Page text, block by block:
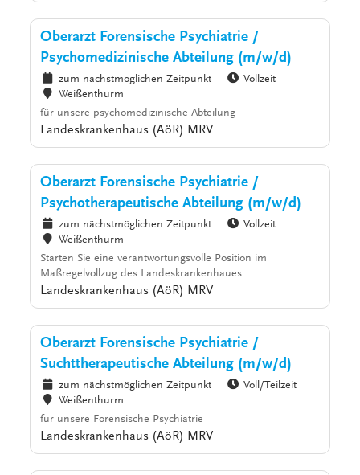
Oberarzt Forensische Psychiatrie /
Psychomedizinische Abteilung (m/w/d)
zum nächstmöglichen Zeitpunkt
Vollzeit
Weißenthurm
für unsere psychomedizinische Abteilung
Landeskrankenhaus (AöR) MRV
Oberarzt Forensische Psychiatrie /
Psychotherapeutische Abteilung (m/w/d)
zum nächstmöglichen Zeitpunkt
Vollzeit
Weißenthurm
Starten Sie eine verantwortungsvolle Position im
Maßregelvollzug des Landeskrankenhaues
Landeskrankenhaus (AöR) MRV
Oberarzt Forensische Psychiatrie /
Suchttherapeutische Abteilung (m/w/d)
zum nächstmöglichen Zeitpunkt
Voll/Teilzeit
Weißenthurm
für unsere Forensische Psychiatrie
Landeskrankenhaus (AöR) MRV